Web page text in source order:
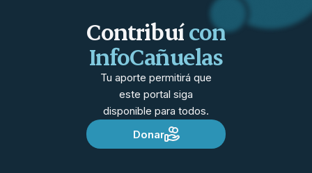
Contribuícon
InfoCañuelas
Tu aporte permitirá que
este portal siga
disponible para todos.
Donar